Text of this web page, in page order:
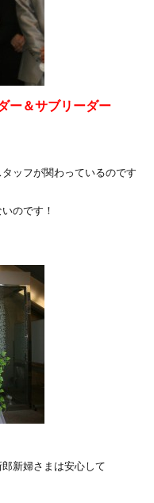
ー＆サブリーダー
ッフが関わっているのです
のです！
新婦さまは安心して